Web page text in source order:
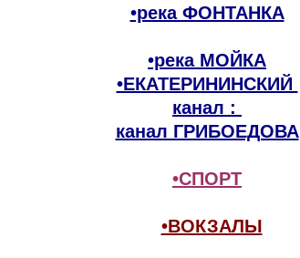
•река ФОНТАНКА
•река МОЙКА
•ЕКАТЕРИНИНСКИЙ
канал :
канал ГРИБОЕДОВА
•СПОРТ
•ВОКЗАЛЫ